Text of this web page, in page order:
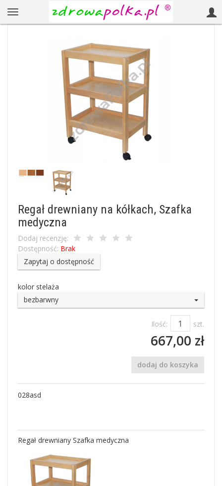
Regał drewniany na kółkach, Szafka
medyczna
Dodaj recenzję:
Dostępność: Brak
Zapytaj o dostępność
kolor stelaża
bezbarwny
Ilość: szt.
667,00 zł
dodaj do koszyka
028asd
Regał drewniany Szafka medyczna